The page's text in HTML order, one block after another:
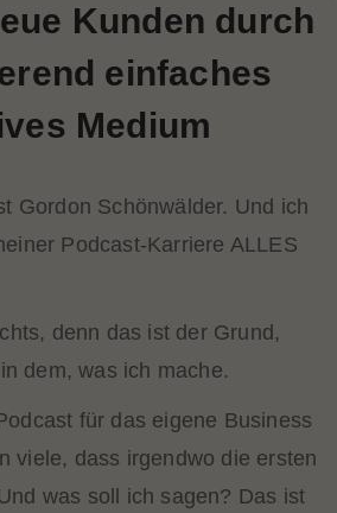
Kunden durch
einfaches
Medium
Gordon Schönwälder. Und ich
Podcast-Karriere ALLES
denn das ist der Grund,
dem, was ich mache.
für das eigene Business
viele, dass irgendwo die ersten
was soll ich sagen? Das ist